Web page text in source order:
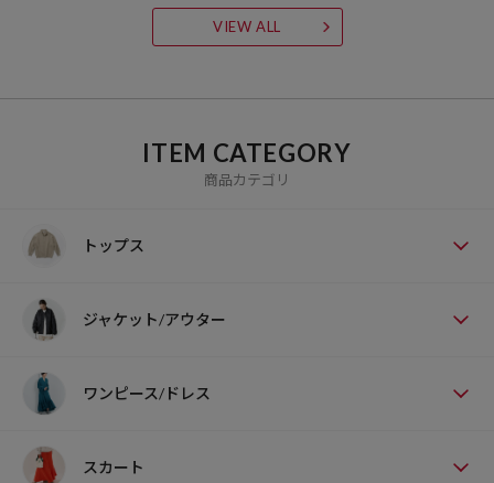
VIEW ALL
ITEM CATEGORY
商品カテゴリ
トップス
ジャケット/アウター
ワンピース/ドレス
スカート